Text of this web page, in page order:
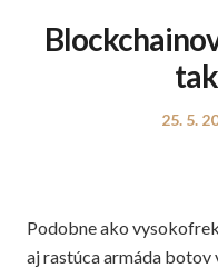
Posted
25. 5.
Podobne ako
aj rastúca armáda